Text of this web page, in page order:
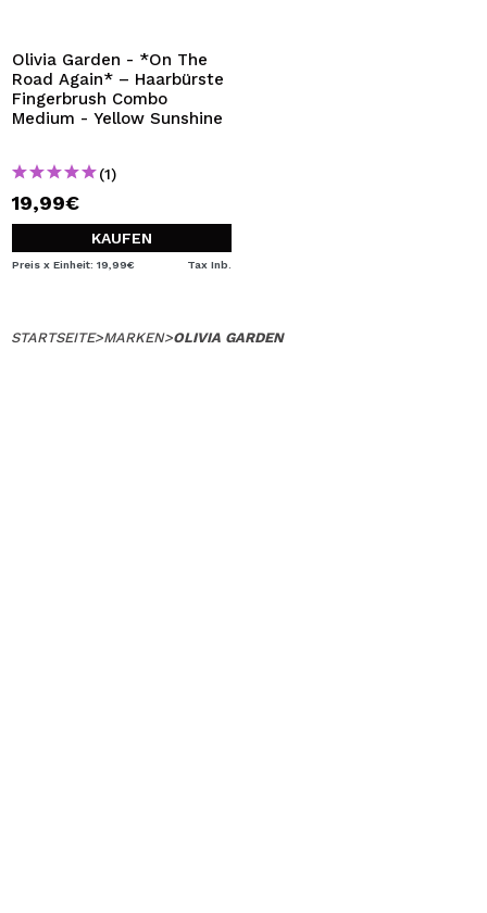
Durch die Erstellung eines Kontos bei Maquillalia.de
können Sie Ihre Einkäufe schnell tätigen, den Status Ihrer
Bestellungen überprüfen und Ihre bisherigen Vorgänge
Olivia Garden - *On The
Road Again* – Haarbürste
Fingerbrush Combo
Medium - Yellow Sunshine
(1)
19,99€
KAUFEN
Preis x Einheit: 19,99€ Tax Inb.
STARTSEITE>MARKEN>OLIVIA GARDEN